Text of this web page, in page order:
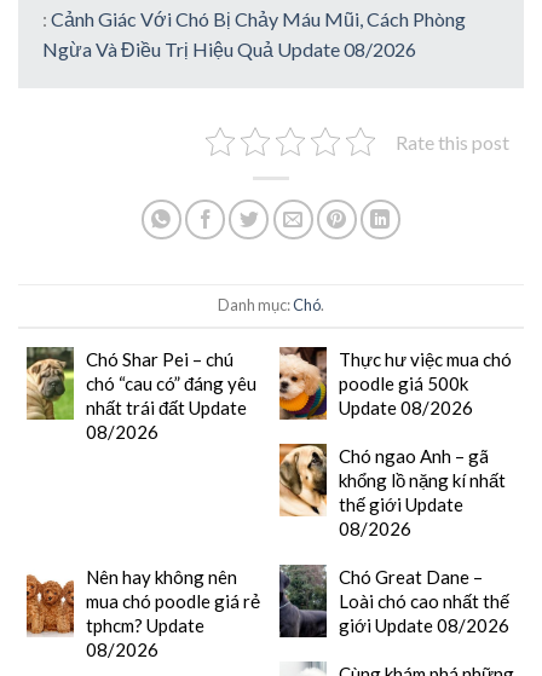
: Cảnh Giác Với Chó Bị Chảy Máu Mũi, Cách Phòng
Ngừa Và Điều Trị Hiệu Quả Update 08/2026
Rate this post
Danh mục:Chó.
Chó Shar Pei – chú
chó “cau có” đáng yêu
nhất trái đất Update
08/2026
Thực hư việc mua chó
poodle giá 500k
Update 08/2026
Chó ngao Anh – gã
khổng lồ nặng kí nhất
thế giới Update
08/2026
Nên hay không nên
mua chó poodle giá rẻ
tphcm? Update
08/2026
Chó Great Dane –
Loài chó cao nhất thế
giới Update 08/2026